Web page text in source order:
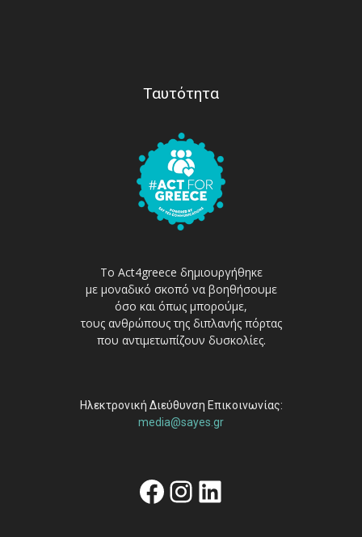
Ταυτότητα
Το Act4greece δημιουργήθηκε
με μοναδικό σκοπό να βοηθήσουμε
όσο και όπως μπορούμε,
τους ανθρώπους της διπλανής πόρτας
που αντιμετωπίζουν δυσκολίες.
Ηλεκτρονική Διεύθυνση Επικοινωνίας:
media@sayes.gr
Facebook
Instagram
Linkedin